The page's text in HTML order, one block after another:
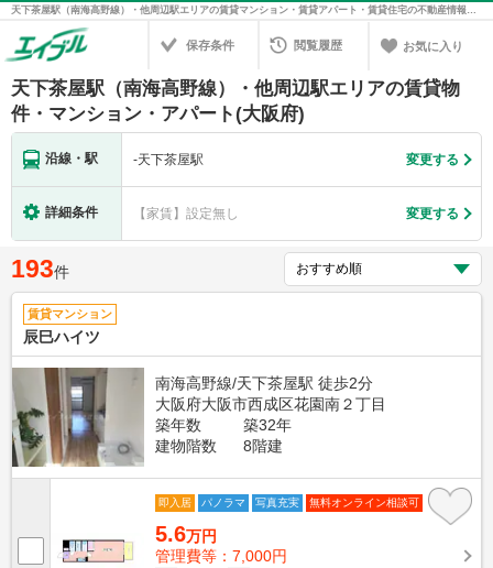
天下茶屋駅（南海高野線）・他周辺駅エリアの賃貸マンション・賃貸アパート・賃貸住宅の不動産情報を検索！不動産賃貸の物件探しは、お部屋探しのエイブル
保存条件 閲覧履歴 お気に入り
天下茶屋駅（南海高野線）・他周辺駅エリアの賃貸物
件・マンション・アパート(大阪府)
沿線・駅 -天下茶屋駅 変更する
詳細条件 【家賃】設定無し 変更する
193件
賃貸マンション
辰巳ハイツ
南海高野線/天下茶屋駅 徒歩2分
大阪府大阪市西成区花園南２丁目
築年数
築32年
建物階数
8階建
即入居 パノラマ 写真充実 無料オンライン相談可
5.6万円
管理費等：7,000円